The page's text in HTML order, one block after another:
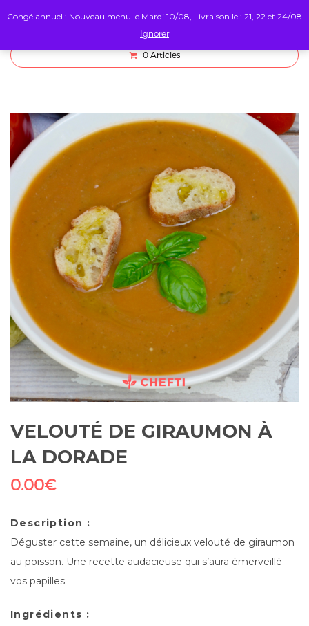
0 Articles
VELOUTÉ DE GIRAUMON À
LA DORADE
0.00€
Description :
Déguster cette semaine, un délicieux velouté de giraumon
au poisson. Une recette audacieuse qui s’aura émerveillé
vos papilles.
Ingrédients :
Congé annuel : Nouveau menu le Mardi 10/08, Livraison le : 21, 22 et 24/08
Ignorer